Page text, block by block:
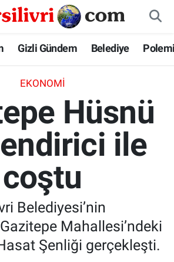
Gizli Gündem Belediye
EKONOMI
Hüsnü
ile
coştu
Belediyesi’nin
Mahallesi’ndeki
Şenliği gerçekleşti.
Eczaneler
Vakitleri
Yoğunluk Haritası
Durumu ve Fikstür